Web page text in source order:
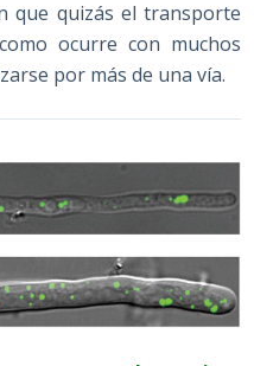
que quizás el transporte
ocurre con muchos
por más de una vía.